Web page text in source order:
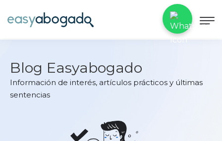
Blog Easyabogado
Información de interés, artículos prácticos y últimas
sentencias